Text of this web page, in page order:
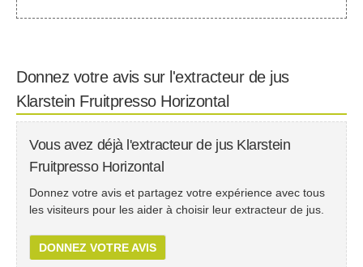
Donnez votre avis sur l'extracteur de jus
Klarstein Fruitpresso Horizontal
Vous avez déjà l'extracteur de jus Klarstein
Fruitpresso Horizontal
Donnez votre avis et partagez votre expérience avec tous
les visiteurs pour les aider à choisir leur extracteur de jus.
DONNEZ VOTRE AVIS